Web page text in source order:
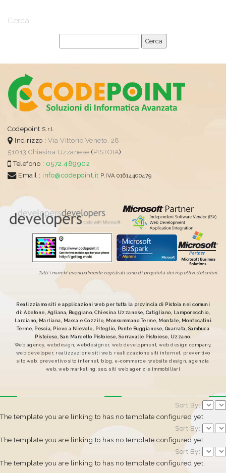
Cerca
Codepoint S.r.l.
Indirizzo : Via Vittorio Veneto, 28
51013 Chiesina Uzzanese (PISTOIA)
Telefono : 0572.489902
Email : info@codepoint.it P.IVA 01614400479
Tutti i marchi eventualmente registrati sono di proprietà dei rispettivi detentori.
Realizziamo siti e applicazioni web per tutta la provincia di Pistoia nei comuni
di: Abetone, Agliana, Buggiano, Chiesina Uzzanese, Cutigliano, Lamporecchio,
Larciano, Marliana, Massa e Cozzile, Monsummano Terme, Montale, Montecatini
Terme, Pescia, Pieve a Nievole, Piteglio, Ponte Buggianese, Quarrata, Sambuca
Pistoiese, San Marcello Pistoiese, Serravalle Pistoiese, Uzzano.
Web agency, webdesign, webdesigner, web development, web design company,
web developer, realizzazione siti web, realizzazione siti internet, preventivo
sito web, preventivo sito internet, blog, e-commerce, website design, agenzia
web, web marketing, seo, siti web agenzie immobiliari
Sort By:
The template you are linking to has no template configured yet.
Sort By:
The template you are linking to has no template configured yet.
Sort By:
The template you are linking to has no template configured yet.